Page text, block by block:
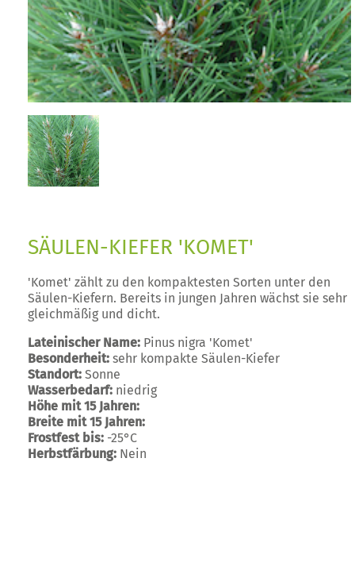
SÄULEN-KIEFER 'KOMET'
'Komet' zählt zu den kompaktesten Sorten unter den
Säulen-Kiefern. Bereits in jungen Jahren wächst sie sehr
gleichmäßig und dicht.
Lateinischer Name: Pinus nigra 'Komet'
Besonderheit: sehr kompakte Säulen-Kiefer
Standort: Sonne
Wasserbedarf: niedrig
Höhe mit 15 Jahren:
Breite mit 15 Jahren:
Frostfest bis: -25°C
Herbstfärbung: Nein